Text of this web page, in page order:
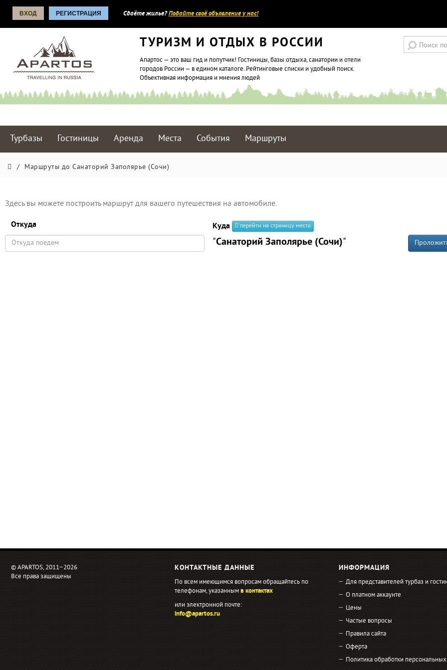
ВХОД РЕГИСТРАЦИЯ Сдаёте жилье?Подайте своё объявление у нас!
ТУРИЗМ И ОТДЫХ В РОССИИ
Апартос — это ваш гид и попутчик! Гостиницы, базы отдыха, санатории и отели
городов России — в едином каталоге. Рейтинговые списки и удобный поиск.
Объективная информация и мнения людей
Турбазы Гостиницы Аренда Места События Маршруты
/ Маршруты до Санаторий Заполярье (Сочи)
Здесь вы можете построить маршрут для вашего путешествия на автомобиле.
Откуда Куда перейти на страницу места
"Санаторий Заполярье (Сочи)"
© APARTOS, 2011−2026
Все права защищены
КОНТАКТНЫЕ ДАННЫЕ
По всем имеющимся вопросам обращайтесь по
телефонам, указаннымв контактах
или электронной почте:
info@apartos.ru
ИНФОРМАЦИЯ
Для представителей турбаз и
О платном аккаунте
Цены
Частые вопросы
Правила сайта
Оферта
Политика обработки